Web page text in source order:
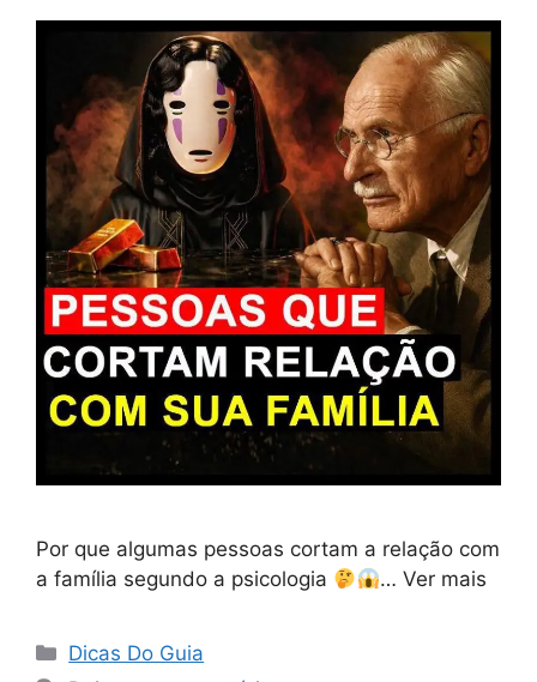
Por que algumas pessoas cortam a relação com
a família segundo a psicologia
… Ver mais
Categorias
Dicas Do Guia